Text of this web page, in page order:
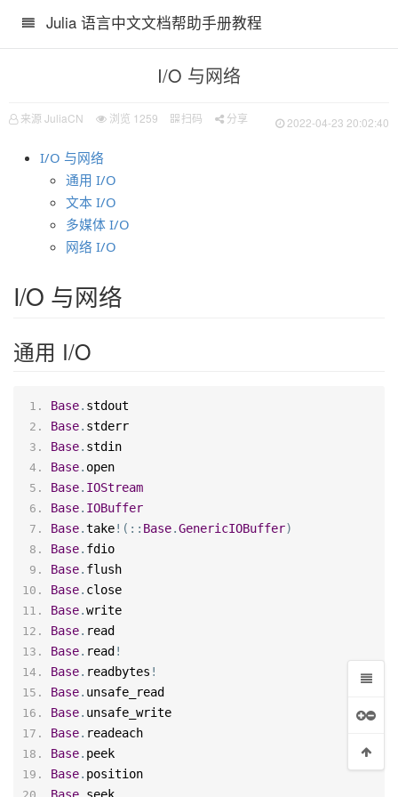
Julia 语言中文文档帮助手册教程
I/O 与网络
来源 JuliaCN 浏览 1259 扫码 分享 2022-04-23 20:02:40
I/O 与网络
通用 I/O
文本 I/O
多媒体 I/O
网络 I/O
I/O 与网络
通用 I/O
Base. stdout
Base. stderr
Base. stdin
Base. open
Base. IOStream
Base. IOBuffer
Base.take!( :: Base.GenericIOBuffer)
Base. fdio
Base. flush
Base. close
Base.write
Base. read
Base. read !
Base. readbytes !
Base. unsafe_read
Base. unsafe_write
Base. readeach
Base. peek
Base. position